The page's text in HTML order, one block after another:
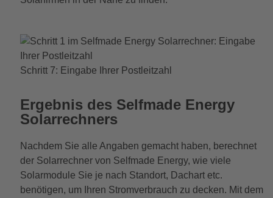
Schritt 7: Eingabe Ihrer Postleitzahl
Ergebnis des Selfmade Energy
Solarrechners
Nachdem Sie alle Angaben gemacht haben, berechnet
der Solarrechner von Selfmade Energy, wie viele
Solarmodule Sie je nach Standort, Dachart etc.
benötigen, um Ihren Stromverbrauch zu decken. Mit dem